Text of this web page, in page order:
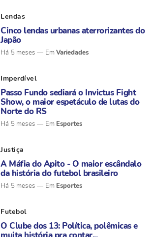
Lendas
Cinco lendas urbanas aterrorizantes do
Japão
Há 5 meses Variedades
Imperdível
Passo Fundo sediará o Invictus Fight
Show, o maior espetáculo de lutas do
Norte do RS
Há 5 meses Esportes
Justiça
A Máfia do Apito - O maior escândalo
da história do futebol brasileiro
Há 5 meses Esportes
Futebol
O Clube dos 13: Política, polêmicas e